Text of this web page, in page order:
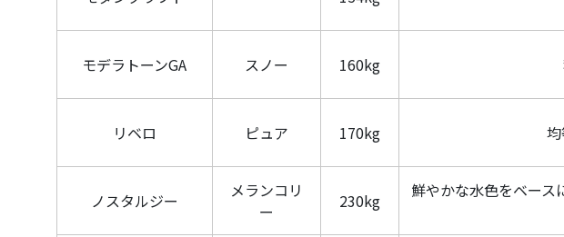
モデラトーンGA スノー 160kg
リベロ ピュア 170kg
ノスタルジー
メランコリ
ー
230kg
鮮やかな水色をベース